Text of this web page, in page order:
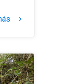
keyboard_arrow_right